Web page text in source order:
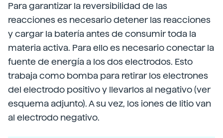
Para garantizar la reversibilidad de las
reacciones es necesario detener las reacciones
y cargar la batería antes de consumir toda la
materia activa. Para ello es necesario conectar la
fuente de energía a los dos electrodos. Esto
trabaja como bomba para retirar los electrones
del electrodo positivo y llevarlos al negativo (ver
esquema adjunto). A su vez, los iones de litio van
al electrodo negativo.